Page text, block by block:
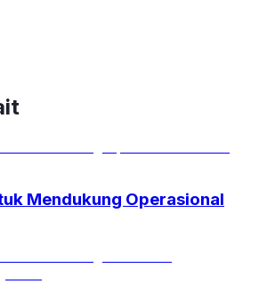
Mendukung Operasional